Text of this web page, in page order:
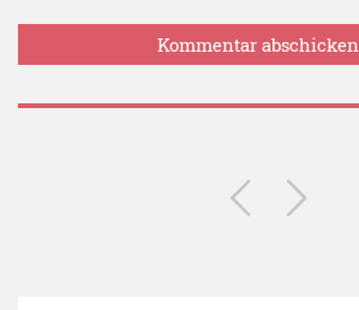
Kommentar abschicken